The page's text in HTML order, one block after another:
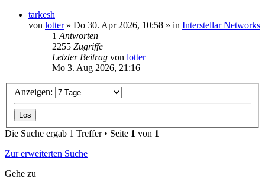
tarkesh
von lotter» Do 30. Apr 2026, 10:58 » in Interstellar Networks
1 Antworten
2255 Zugriffe
Letzter Beitrag von lotter
Mo 3. Aug 2026, 21:16
Anzeigen:
Die Suche ergab 1 Treffer • Seite 1 von 1
Zur erweiterten Suche
Gehe zu